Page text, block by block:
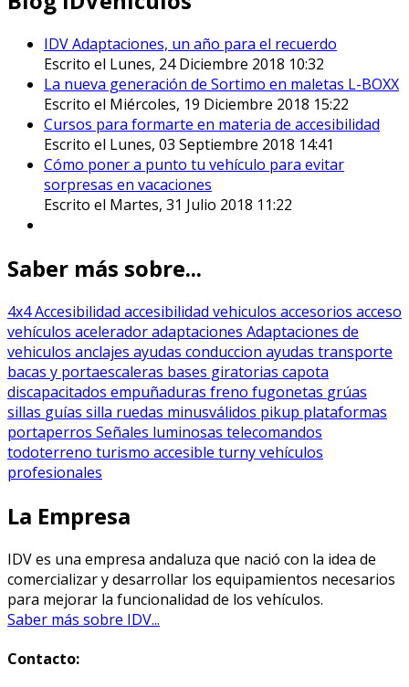
IDV Adaptaciones, un año para el recuerdo
Escrito el Lunes, 24 Diciembre 2018 10:32
La nueva generación de Sortimo en maletas L-BOXX
Escrito el Miércoles, 19 Diciembre 2018 15:22
Cursos para formarte en materia de accesibilidad
Escrito el Lunes, 03 Septiembre 2018 14:41
Cómo poner a punto tu vehículo para evitar
sorpresas en vacaciones
Escrito el Martes, 31 Julio 2018 11:22
Saber más sobre...
4x4Accesibilidad accesibilidad vehiculos accesorios acceso
vehículos aceleradoradaptaciones Adaptaciones de
vehiculos anclajes ayudas conduccion ayudas transporte
bacas y portaescaleras bases giratorias capota
discapacitados empuñaduras freno fugonetas grúas
sillas guías silla ruedas minusválidos pikup plataformas
portaperros Señales luminosas telecomandos
todoterreno turismo accesible turnyvehículos
profesionales
La Empresa
IDV es una empresa andaluza que nació con la idea de
comercializar y desarrollar los equipamientos necesarios
para mejorar la funcionalidad de los vehículos.
Saber más sobre IDV...
Contacto: